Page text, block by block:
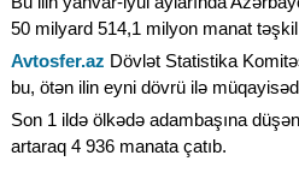
50 milyard 514,1 milyon manat
Avtosfer.az Dövlət Statistika
bu, ötən ilin eyni dövrü ilə
Son 1 ildə ölkədə adambaşına
artaraq 4 936 manata çatıb.